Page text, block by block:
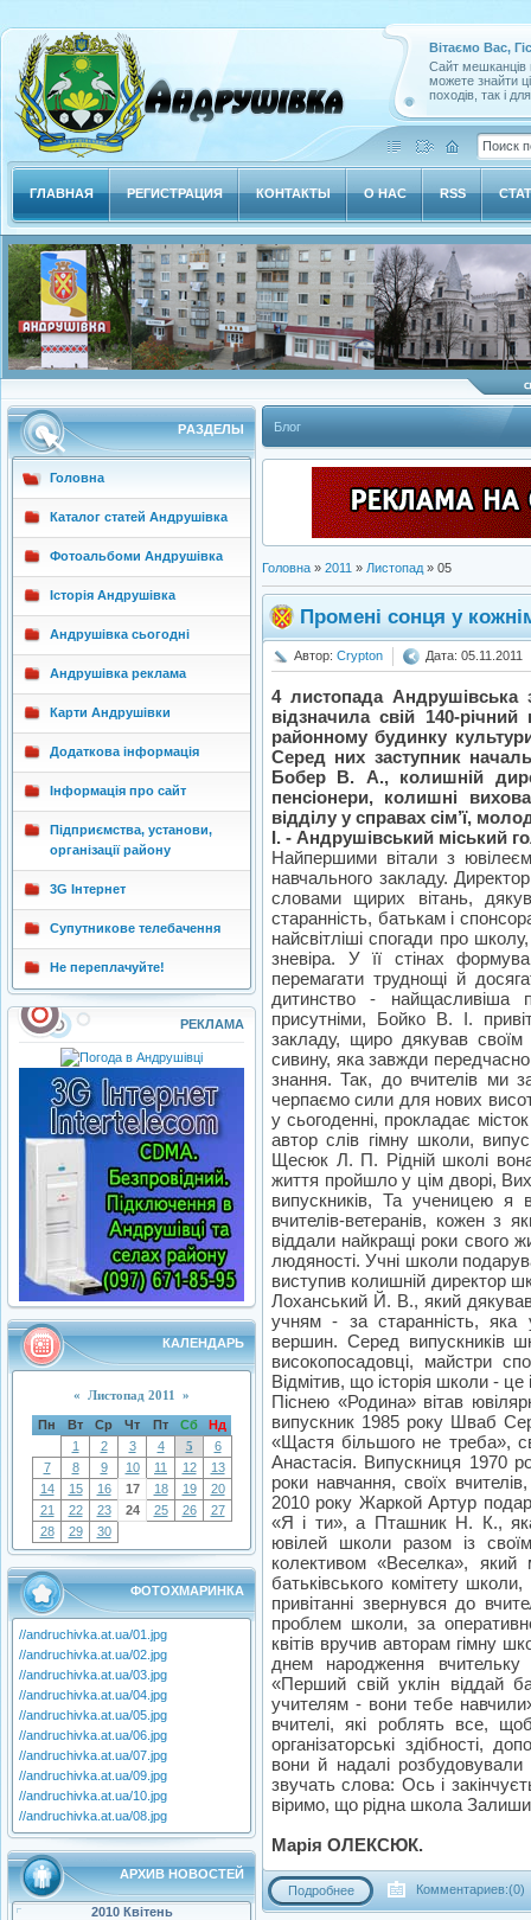
Вітаємо Вас,
Сайт мешканців
можете знайти
походів, так і
ГЛАВНАЯ РЕГИСТРАЦИЯ КОНТАКТЫ О НАС RSS
РAЗДЕЛЫ
Головна
Каталог статей Андрушівка
Фотоальбоми Андрушівка
Історія Андрушівка
Андрушівка сьогодні
Андрушівка реклама
Карти Андрушівки
Додаткова інформація
Інформація про сайт
Підприємства, установи,
організації району
3G Інтернет
Супутникове телебачення
Не переплачуйте!
РЕКЛАМА
КАЛЕНДАРЬ
« Листопад 2011 »
Пн Вт Ср Чт Пт Сб
Нд
1
2 3 4 5
6
7
8 9 10 11 12
13
14
15 16 17 18 19
20
21
22 23 24 25 26
27
28
29 30
ФОТОХМАРИНКА
//andruchivka.at.ua/01.jpg
//andruchivka.at.ua/02.jpg
//andruchivka.at.ua/03.jpg
//andruchivka.at.ua/04.jpg
//andruchivka.at.ua/05.jpg
//andruchivka.at.ua/06.jpg
//andruchivka.at.ua/07.jpg
//andruchivka.at.ua/09.jpg
//andruchivka.at.ua/10.jpg
//andruchivka.at.ua/08.jpg
АРХИВ НОВОСТЕЙ
2010 Квітень
Блог
Головна » 2011 » Листопад » 05
Промені сонця у
Автор: Crypton Дата: 05.11.2011
4 листопада Андрушівська
відзначила свій 140-
районному будинку
Серед них заступник
Бобер В. А., колишній
пенсіонери, колишні
відділу у справах сім’ї,
І. - Андрушівський міський
Найпершими вітали з
навчального закладу.
словами щирих вітань,
старанність, батькам і
найсвітліші спогади про
зневіра. У її стінах
перемагати труднощі й
дитинство - найщасливіша
присутніми, Бойко В. І.
закладу, щиро дякував
сивину, яка завжди передчасно
знання. Так, до вчителів ми
черпаємо сили для нових
у сьогоденні, прокладає
автор слів гімну школи,
Щесюк Л. П. Рідній школі
життя пройшло у цім дворі,
випускників, Та ученицею
вчителів-ветеранів, кожен з
віддали найкращі роки свого
людяності. Учні школи
виступив колишній директор
Лоханський Й. В., який
учням - за старанність, яка
вершин. Серед випускників
високопосадовці, майстри
Відмітив, що історія школи - це
Піснею «Родина» вітав
випускник 1985 року Шваб
«Щастя більшого не треба»,
Анастасія. Випускниця 1970
роки навчання, своїх
2010 року Жаркой Артур
«Я і ти», а Пташник Н. К.,
ювілей школи разом із
колективом «Веселка», який
батьківського комітету
привітанні звернувся до
проблем школи, за
квітів вручив авторам гімну
днем народження
«Перший свій уклін віддай
учителям - вони тебе
вчителі, які роблять все,
організаторські здібності,
вони й надалі
звучать слова: Ось і
віримо, що рідна школа
Марія ОЛЕКСЮК.
Подробнее Комментариев:(0)